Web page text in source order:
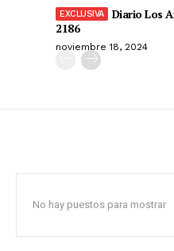
Diario Los
2186
noviembre 18, 2024
No hay puestos para mostrar